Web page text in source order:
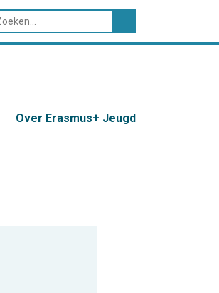
Over Erasmus+ Jeugd